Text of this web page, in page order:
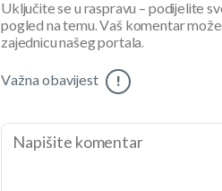
Uključite se u raspravu – podijelite
pogled na temu. Vaš komentar
zajednicu našeg portala.
Važna obavijest !